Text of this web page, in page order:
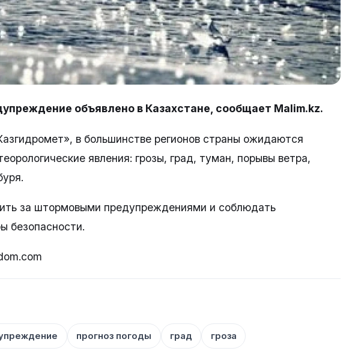
объявлено в Казахстане, сообщает Malim.kz.
в большинстве регионов страны ожидаются
явления: грозы, град, туман, порывы ветра,
за штормовыми предупреждениями и соблюдать
безопасности.
прогноз погоды град гроза